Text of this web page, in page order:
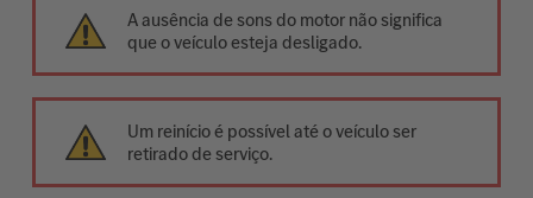
A ausência de sons do motor não significa
que o veículo esteja desligado.
Um reinício é possível até o veículo ser
retirado de serviço.